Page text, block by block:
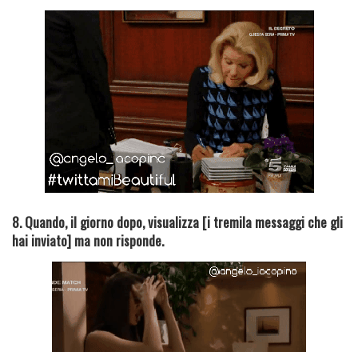
8. Quando, il giorno dopo, visualizza [i tremila messaggi che gli
hai inviato] ma non risponde.